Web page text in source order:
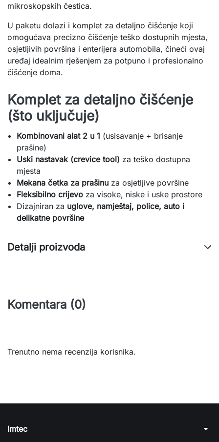
mikroskopskih čestica.
U paketu dolazi i komplet za detaljno čišćenje koji
omogućava precizno čišćenje teško dostupnih mjesta,
osjetljivih površina i enterijera automobila, čineći ovaj
uređaj idealnim rješenjem za potpuno i profesionalno
čišćenje doma.
Komplet za detaljno čišćenje
(što uključuje)
Kombinovani alat 2 u 1 (usisavanje + brisanje
prašine)
Uski nastavak (crevice tool) za teško dostupna
mjesta
Mekana četka za prašinu za osjetljive površine
Fleksibilno crijevo za visoke, niske i uske prostore
Dizajniran za uglove, namještaj, police, auto i
delikatne površine
Detalji proizvoda
Komentara (0)
Trenutno nema recenzija korisnika.
Imtec arrow_drop_down